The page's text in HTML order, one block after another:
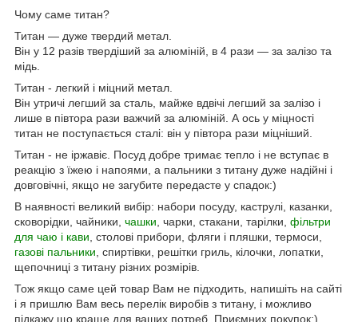
Чому саме титан?
Титан — дуже твердий метал.
Він у 12 разів твердіший за алюміній, в 4 рази — за залізо та
мідь.
Титан - легкий і міцний метал.
Він утричі легший за сталь, майже вдвічі легший за залізо і
лише в півтора рази важчий за алюміній. А ось у міцності
титан не поступається сталі: він у півтора рази міцніший.
Титан - не іржавіє. Посуд добре тримає тепло і не вступає в
реакцію з їжею і напоями, а пальники з титану дуже надійні і
довговічні, якщо не загубите передасте у спадок:)
В наявності великий вибір: набори посуду, каструлі, казанки,
сковорідки, чайники, чашки , чарки, стакани, тарілки, фільтри
для чаю і кави , столові прибори, фляги і пляшки, термоси,
газові пальники , спиртівки, решітки гриль, кілочки, лопатки,
щепочниці з титану різних розмірів.
Тож якщо саме цей товар Вам не підходить, напишіть на сайті
і я пришлю Вам весь перелік виробів з титану, і можливо
підкажу що краще для ваших потреб. Приємних покупок:)